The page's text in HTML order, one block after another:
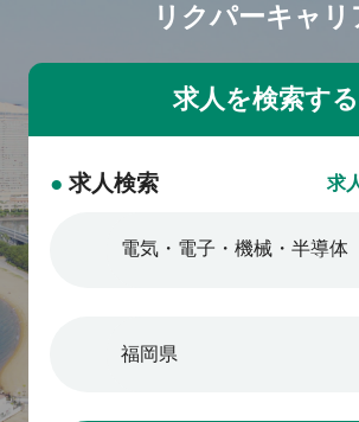
リクパーキャリ
● 求人検索 求